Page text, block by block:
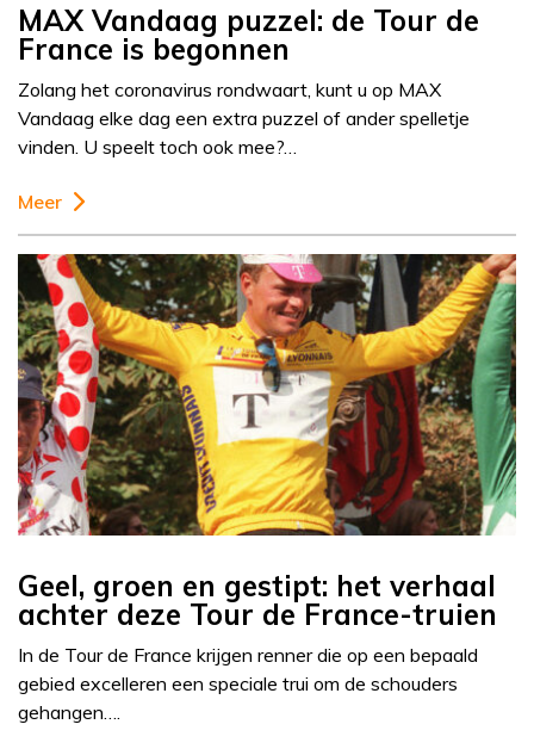
MAX Vandaag puzzel: de Tour de
France is begonnen
Zolang het coronavirus rondwaart, kunt u op MAX
Vandaag elke dag een extra puzzel of ander spelletje
vinden. U speelt toch ook mee?…
Meer
Geel, groen en gestipt: het verhaal
achter deze Tour de France-truien
In de Tour de France krijgen renner die op een bepaald
gebied excelleren een speciale trui om de schouders
gehangen….